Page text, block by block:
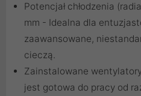
Potencjał chłodzenia
mm - Idealna dla
zaawansowane,
cieczą.
Zainstalowane
jest gotowa do pracy od